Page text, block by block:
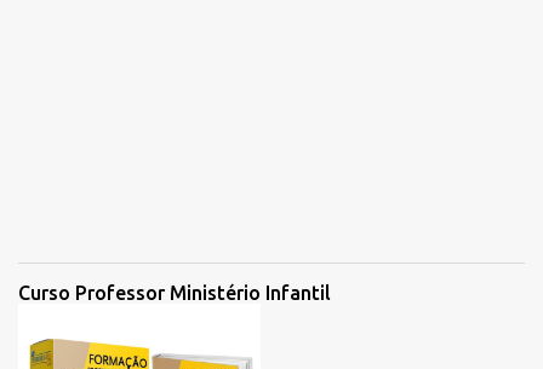
Curso Professor Ministério Infantil